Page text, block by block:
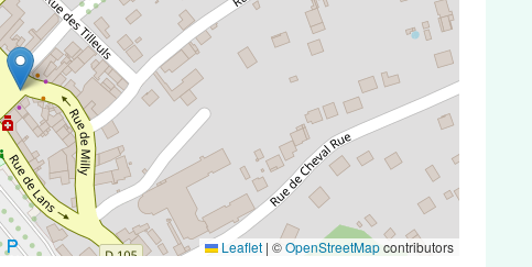
Leaflet | ©OpenStreetMapcontributors